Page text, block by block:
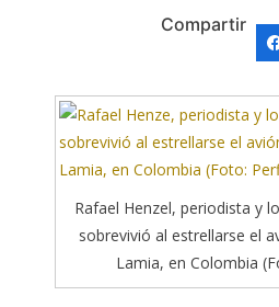
Compartir
Rafael Henzel, periodista y
sobrevivió al estrellarse el
Lamia, en Colombia